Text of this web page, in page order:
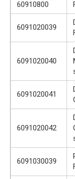
60910800
6091020039
6091020040
6091020041
6091020042
6091030039